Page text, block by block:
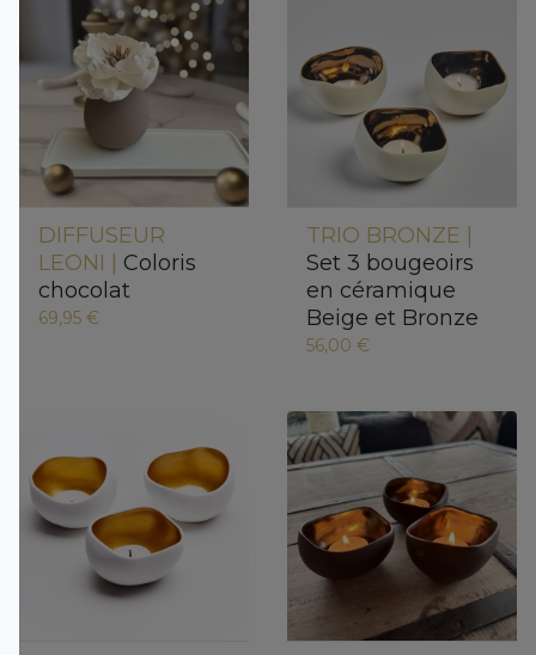
DIFFUSEUR
LEONI | Coloris
chocolat
69,95 €
TRIO BRONZE |
Set 3 bougeoirs
en céramique
Beige et Bronze
56,00 €